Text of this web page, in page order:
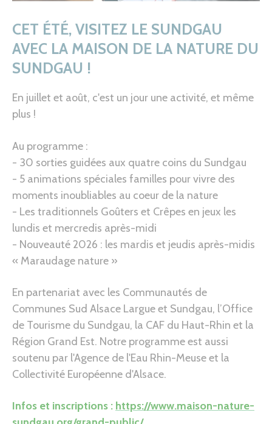
CET ÉTÉ, VISITEZ LE SUNDGAU
AVEC LA MAISON DE LA NATURE DU
SUNDGAU !
En juillet et août, c'est un jour une activité, et même
plus !
Au programme :
- 30 sorties guidées aux quatre coins du Sundgau
- 5 animations spéciales familles pour vivre des
moments inoubliables au coeur de la nature
- Les traditionnels Goûters et Crêpes en jeux les
lundis et mercredis après-midi
- Nouveauté 2026 : les mardis et jeudis après-midis
« Maraudage nature »
En partenariat avec les Communautés de
Communes Sud Alsace Largue et Sundgau, l’Office
de Tourisme du Sundgau, la CAF du Haut-Rhin et la
Région Grand Est. Notre programme est aussi
soutenu par l'Agence de l'Eau Rhin-Meuse et la
Collectivité Européenne d'Alsace.
Infos et inscriptions : https://www.maison-nature-